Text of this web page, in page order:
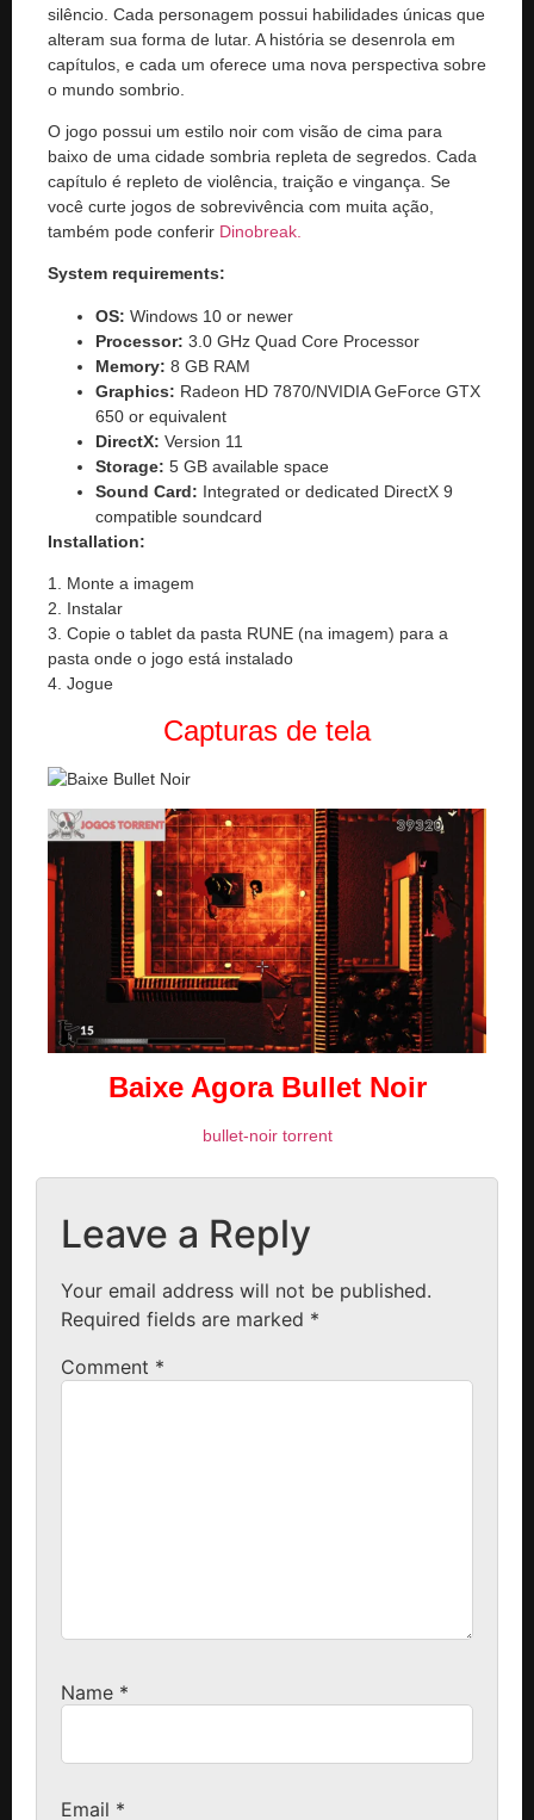
silêncio. Cada personagem possui habilidades únicas que
alteram sua forma de lutar. A história se desenrola em
capítulos, e cada um oferece uma nova perspectiva sobre
o mundo sombrio.
O jogo possui um estilo noir com visão de cima para
baixo de uma cidade sombria repleta de segredos. Cada
capítulo é repleto de violência, traição e vingança. Se
você curte jogos de sobrevivência com muita ação,
também pode conferir Dinobreak.
System requirements:
OS: Windows 10 or newer
Processor: 3.0 GHz Quad Core Processor
Memory: 8 GB RAM
Graphics: Radeon HD 7870/NVIDIA GeForce GTX
650 or equivalent
DirectX: Version 11
Storage: 5 GB available space
Sound Card: Integrated or dedicated DirectX 9
compatible soundcard
Installation:
1. Monte a imagem
2. Instalar
3. Copie o tablet da pasta RUNE (na imagem) para a
pasta onde o jogo está instalado
4. Jogue
Capturas de tela
Baixe Agora Bullet Noir
bullet-noir torrent
Leave a Reply
Your email address will not be published.
Required fields are marked *
Comment *
Name *
Email *